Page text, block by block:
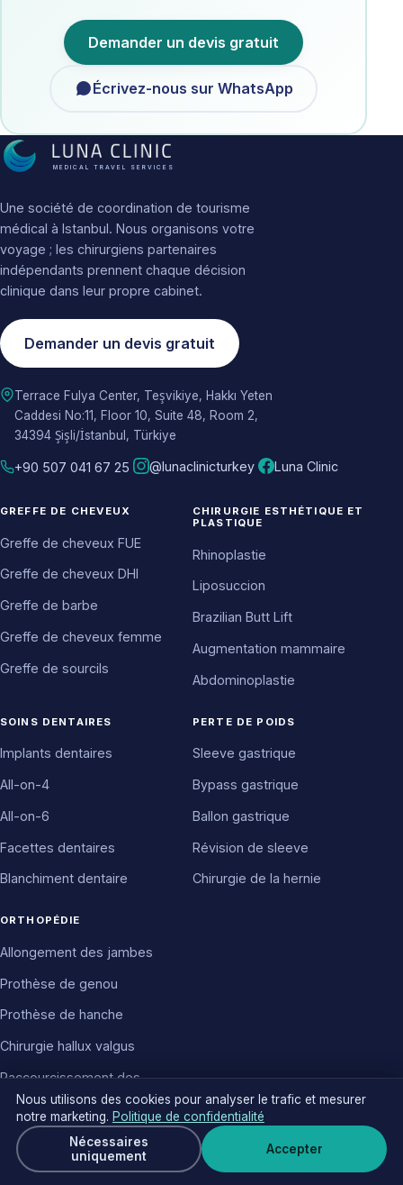
Demander un devis gratuit
Écrivez-nous sur WhatsApp
MEDICAL TRAVEL SERVICES
Une société de coordination de tourisme
médical à Istanbul. Nous organisons votre
voyage ; les chirurgiens partenaires
indépendants prennent chaque décision
clinique dans leur propre cabinet.
Demander un devis gratuit
Terrace Fulya Center, Teşvikiye, Hakkı Yeten
Caddesi No:11, Floor 10, Suite 48, Room 2,
34394 Şişli/İstanbul, Türkiye
+90 507 041 67 25 @lunaclinicturkey Luna Clinic
GREFFE DE CHEVEUX
Greffe de cheveux FUE
Greffe de cheveux DHI
Greffe de barbe
Greffe de cheveux femme
Greffe de sourcils
CHIRURGIE ESTHÉTIQUE ET
PLASTIQUE
Rhinoplastie
Liposuccion
Brazilian Butt Lift
Augmentation mammaire
Abdominoplastie
SOINS DENTAIRES
Implants dentaires
All-on-4
All-on-6
Facettes dentaires
Blanchiment dentaire
PERTE DE POIDS
Sleeve gastrique
Bypass gastrique
Ballon gastrique
Révision de sleeve
Chirurgie de la hernie
ORTHOPÉDIE
Allongement des jambes
Prothèse de genou
Prothèse de hanche
Chirurgie hallux valgus
Raccourcissement des
jambes
Devis gratuit
Nous utilisons des cookies pour analyser le trafic et mesurer
notre marketing. Politique de confidentialité
Nécessaires
uniquement
Accepter